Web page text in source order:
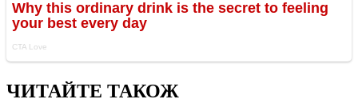
ЧИТАЙТЕ ТАКОЖ